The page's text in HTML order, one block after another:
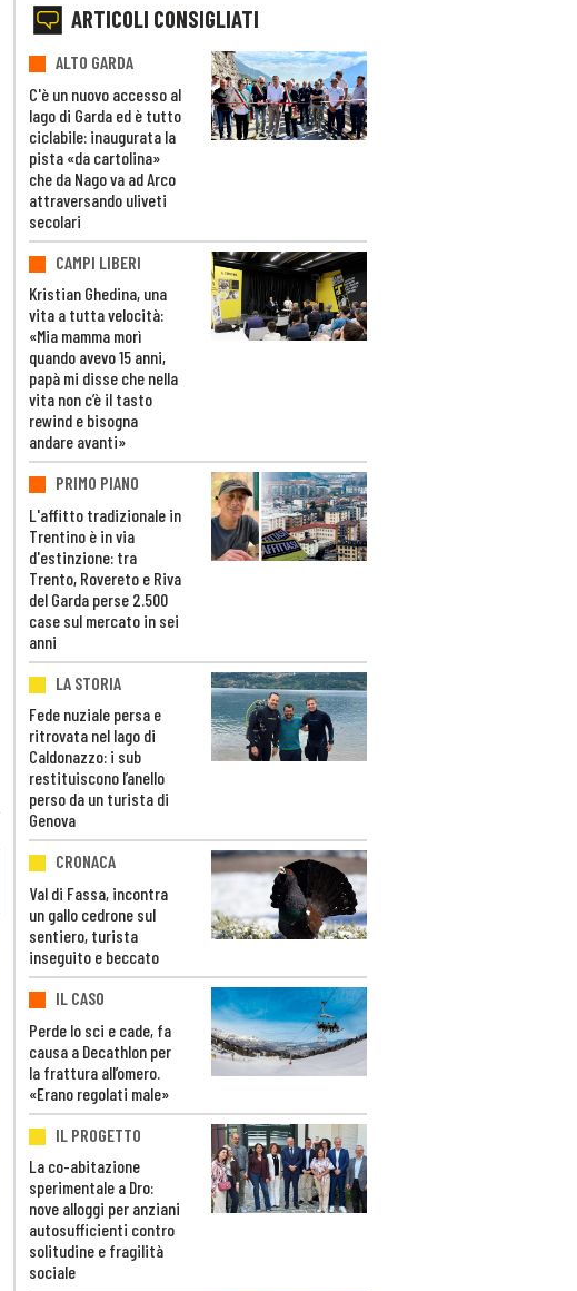
ARTICOLI CONSIGLIATI
ALTO GARDA
C'è un nuovo accesso al
lago di Garda ed è tutto
ciclabile: inaugurata la
pista «da cartolina»
che da Nago va ad Arco
attraversando uliveti
secolari
CAMPI LIBERI
Kristian Ghedina, una
vita a tutta velocità:
«Mia mamma morì
quando avevo 15 anni,
papà mi disse che nella
vita non c’è il tasto
rewind e bisogna
andare avanti»
PRIMO PIANO
L'affitto tradizionale in
Trentino è in via
d'estinzione: tra
Trento, Rovereto e Riva
del Garda perse 2.500
case sul mercato in sei
anni
LA STORIA
Fede nuziale persa e
ritrovata nel lago di
Caldonazzo: i sub
restituiscono l’anello
perso da un turista di
Genova
CRONACA
Val di Fassa, incontra
un gallo cedrone sul
sentiero, turista
inseguito e beccato
IL CASO
Perde lo sci e cade, fa
causa a Decathlon per
la frattura all’omero.
«Erano regolati male»
IL PROGETTO
La co-abitazione
sperimentale a Dro:
nove alloggi per anziani
autosufficienti contro
solitudine e fragilità
sociale